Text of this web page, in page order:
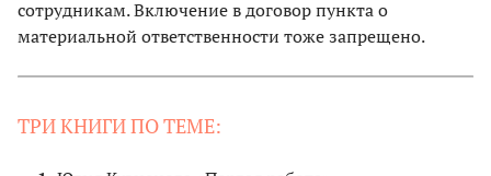
сотрудникам. Включение в договор пункта о
материальной ответственности тоже запрещено.
ТРИ КНИГИ ПО ТЕМЕ: